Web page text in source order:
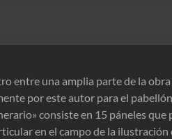
entre una amplia parte de la
por este autor para el
consiste en 15 páneles
en el campo de la